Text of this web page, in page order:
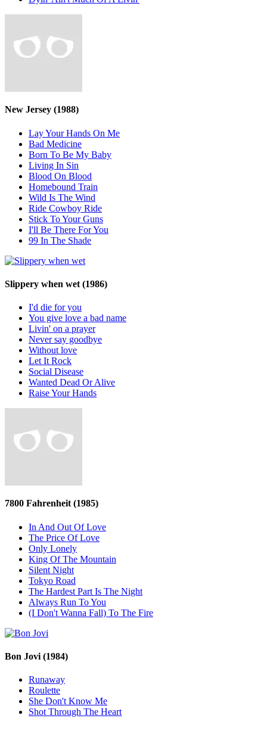
New Jersey (1988)
Lay Your Hands On Me
Bad Medicine
Born To Be My Baby
Living In Sin
Blood On Blood
Homebound Train
Wild Is The Wind
Ride Cowboy Ride
Stick To Your Guns
I'll Be There For You
99 In The Shade
Slippery when wet (1986)
I'd die for you
You give love a bad name
Livin' on a prayer
Never say goodbye
Without love
Let It Rock
Social Disease
Wanted Dead Or Alive
Raise Your Hands
7800 Fahrenheit(1985)
In And Out Of Love
The Price Of Love
Only Lonely
King Of The Mountain
Silent Night
Tokyo Road
The Hardest Part Is The Night
Always Run To You
(I Don't Wanna Fall) To The Fire
Bon Jovi (1984)
Runaway
Roulette
She Don't Know Me
Shot Through The Heart